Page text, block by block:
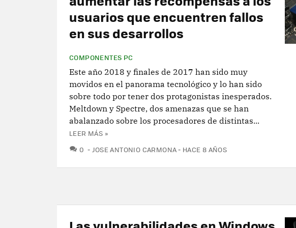
usuarios que encuentren fallos
en sus desarrollos
COMPONENTES PC
Este año 2018 y finales de 2017 han sido muy
movidos en el panorama tecnológico y lo han sido
sobre todo por tener dos protagonistas inesperados.
Meltdown y Spectre, dos amenazas que se han
abalanzado sobre los procesadores de distintas...
LEER MÁS »
0 COMENTARIOS
JOSE ANTONIO CARMONA HACE 8 AÑOS